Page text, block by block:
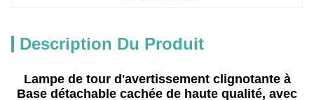
Description Du Produit
Lampe de tour d'avertissement clignotante à
Base détachable cachée de haute qualité, avec